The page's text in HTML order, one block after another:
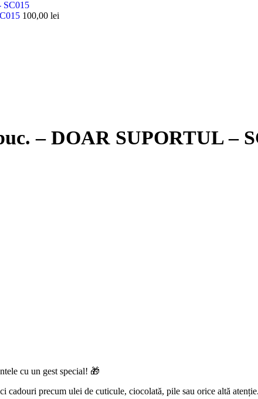
100,00 lei
– DOAR SUPORTUL –
cu un gest special! 🎁
cadouri precum ulei de cuticule, ciocolată, pile sau orice altă